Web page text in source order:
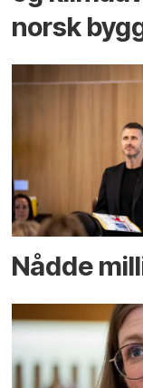
norsk
Nådde